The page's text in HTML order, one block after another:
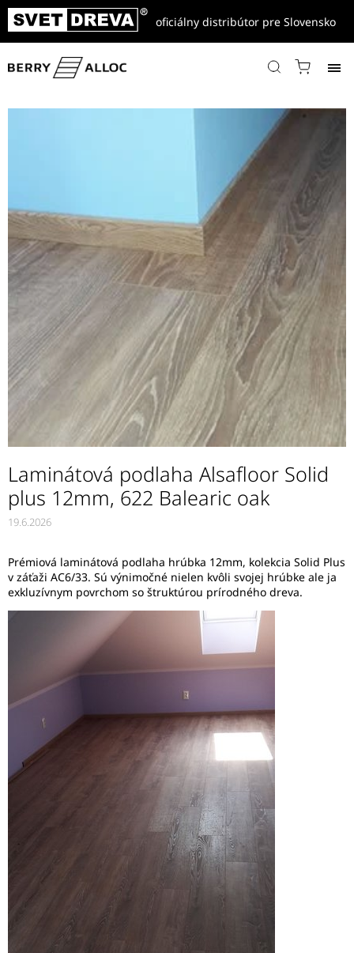
oficiálny distribútor pre Slovensko
Domov / Referencie / Laminátové podlahy
Laminátová podlaha Alsafloor Solid plus 12mm, 622 Balearic oak
Laminátová podlaha Alsafloor Solid
plus 12mm, 622 Balearic oak
19.6.2026
Prémiová laminátová podlaha hrúbka 12mm, kolekcia Solid Plus
v záťaži AC6/33. Sú výnimočné nielen kvôli svojej hrúbke ale ja
exkluzívnym povrchom so štruktúrou prírodného dreva.